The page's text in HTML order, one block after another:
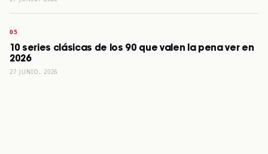
10 series clásicas de los 90 que valen la pena ver en
2026
27 JUNIO, 2026